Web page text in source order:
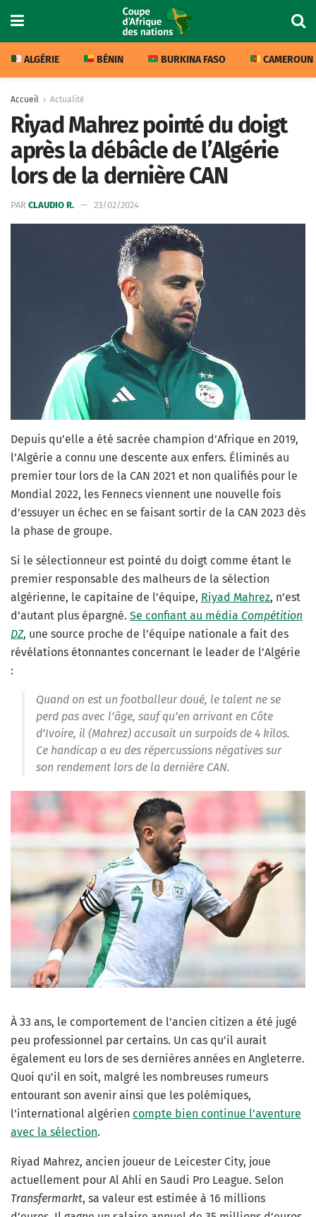
ALGÉRIE BÉNIN BURKINA FASO CAMEROUN
Accueil Actualité
Riyad Mahrez pointé du doigt
après la débâcle de l’Algérie
lors de la dernière CAN
PAR CLAUDIO R. 23/02/2024
Depuis qu’elle a été sacrée champion d’Afrique en 2019,
l’Algérie a connu une descente aux enfers. Éliminés au
premier tour lors de la CAN 2021 et non qualifiés pour le
Mondial 2022, les Fennecs viennent une nouvelle fois
d’essuyer un échec en se faisant sortir de la CAN 2023 dès
la phase de groupe.
Si le sélectionneur est pointé du doigt comme étant le
premier responsable des malheurs de la sélection
algérienne, le capitaine de l’équipe, Riyad Mahrez, n’est
d’autant plus épargné. Se confiant au média Compétition
DZ, une source proche de l’équipe nationale a fait des
révélations étonnantes concernant le leader de l’Algérie
:
Quand on est un footballeur doué, le talent ne se
perd pas avec l’âge, sauf qu’en arrivant en Côte
d’Ivoire, il (Mahrez) accusait un surpoids de 4 kilos.
Ce handicap a eu des répercussions négatives sur
son rendement lors de la dernière CAN.
À 33 ans, le comportement de l’ancien citizen a été jugé
peu professionnel par certains. Un cas qu’il aurait
également eu lors de ses dernières années en Angleterre.
Quoi qu’il en soit, malgré les nombreuses rumeurs
entourant son avenir ainsi que les polémiques,
l’international algérien compte bien continue l’aventure
avec la sélection.
Riyad Mahrez, ancien joueur de Leicester City, joue
actuellement pour Al Ahli en Saudi Pro League. Selon
Transfermarkt, sa valeur est estimée à 16 millions